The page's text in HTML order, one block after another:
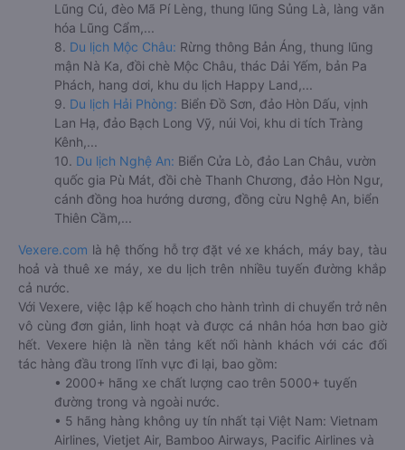
Lũng Cú, đèo Mã Pí Lèng, thung lũng Sủng Là, làng văn
hóa Lũng Cẩm,...
8. Du lịch Mộc Châu: Rừng thông Bản Áng, thung lũng
mận Nà Ka, đồi chè Mộc Châu, thác Dải Yếm, bản Pa
Phách, hang dơi, khu du lịch Happy Land,...
9. Du lịch Hải Phòng: Biển Đồ Sơn, đảo Hòn Dấu, vịnh
Lan Hạ, đảo Bạch Long Vỹ, núi Voi, khu di tích Tràng
Kênh,...
10. Du lịch Nghệ An: Biển Cửa Lò, đảo Lan Châu, vườn
quốc gia Pù Mát, đồi chè Thanh Chương, đảo Hòn Ngư,
cánh đồng hoa hướng dương, đồng cừu Nghệ An, biển
Thiên Cầm,...
Vexere.com là hệ thống hỗ trợ đặt vé xe khách, máy bay, tàu
hoả và thuê xe máy, xe du lịch trên nhiều tuyến đường khắp
cả nước.
Với Vexere, việc lập kế hoạch cho hành trình di chuyển trở nên
vô cùng đơn giản, linh hoạt và được cá nhân hóa hơn bao giờ
hết. Vexere hiện là nền tảng kết nối hành khách với các đối
tác hàng đầu trong lĩnh vực đi lại, bao gồm:
• 2000+ hãng xe chất lượng cao trên 5000+ tuyến
đường trong và ngoài nước.
• 5 hãng hàng không uy tín nhất tại Việt Nam: Vietnam
Airlines, Vietjet Air, Bamboo Airways, Pacific Airlines và